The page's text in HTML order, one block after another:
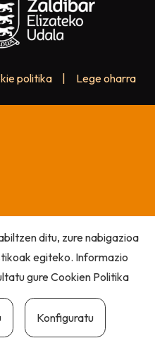
politika Lege oharra
ditu, zure nabigazioa
egiteko. Informazio
gureCookien Politika
Konfiguratu